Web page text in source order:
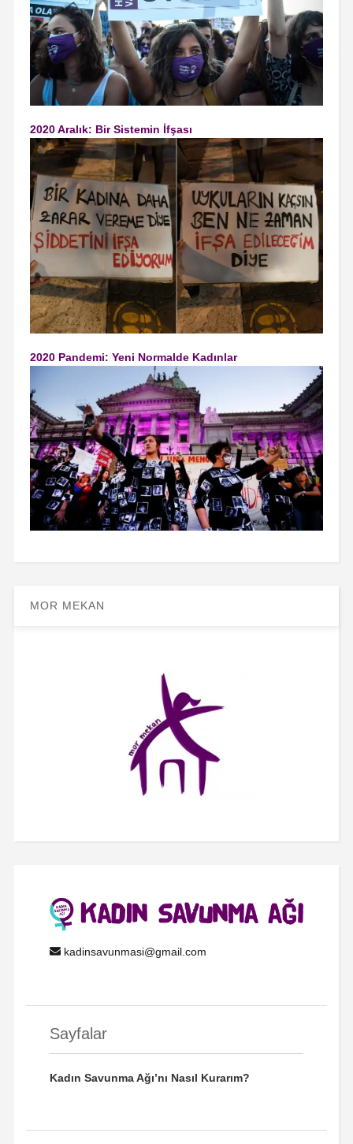
2020 Aralık: Bir Sistemin İfşası
2020 Pandemi: Yeni Normalde Kadınlar
MOR MEKAN
kadinsavunmasi@gmail.com
Sayfalar
Kadın Savunma Ağı’nı Nasıl Kurarım?